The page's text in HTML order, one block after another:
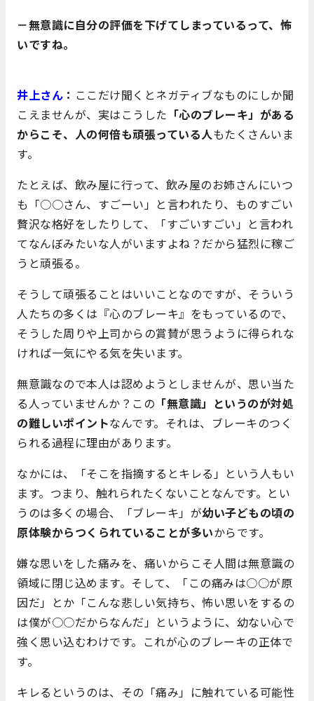
－無意識に自分の評価を下げてしまっているって、怖
いですね。
井上さん ： ここだけ聞くとネガティブなものにしか聞
こえませんが、実はこうした 「心のブレーキ」がある
からこそ、人の何倍も頑張っている人もたくさんいま
す。
たとえば、飲み屋に行って、飲み屋のお姉さんにいつ
も「○○さん、すごーい」と言われたり、ものすごい
贅沢な格好をしたりして、「すごいすごい」と言われ
てなんぼみたいな人がいますよね？だから猛烈に稼ご
うと頑張る。
そうして頑張ることはいいことなのですが、そういう
人たちの多くは『心のブレーキ』をもっているので、
そうした周りや上司からの賞賛が思うように得られな
ければ一気にやる気を失います。
無意識なので本人は認めようとしませんが、思い当た
る人っていませんか？この 「無意識」というのが対処
の難しいポイントなんです。それは、ブレーキのつく
られる過程に理由があります。
なかには、「そこを指摘するとキレる」という人もい
ます。つまり、触れられたくないことなんです。とい
うのは多くの場合、「ブレーキ」が幼い子どもの頃の
原体験からつくられていることが多いからです。
嫌な思いをした痛みを、痛いからこそ人間は無意識の
領域に閉じ込めます。そして、「この痛みは○○が原
因だ」とか「こんな悲しい気持ち、怖い思いをするの
は僕が○○だからなんだ」というように、幼ない心で
強く思い込むわけです。これが心のブレーキの正体で
す。
キレるというのは、その「痛み」に触れている可能性